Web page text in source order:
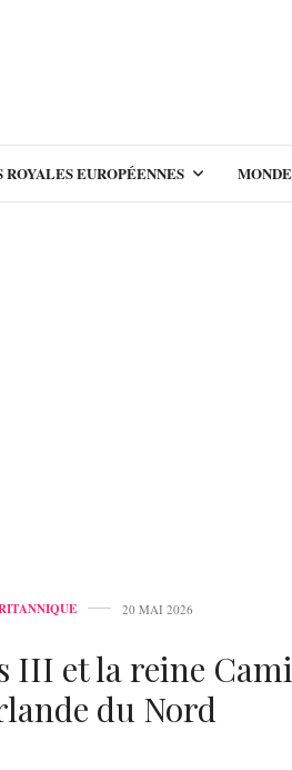
EUROPÉENNES MONDE
20 MAI 2026
III et la reine
du Nord